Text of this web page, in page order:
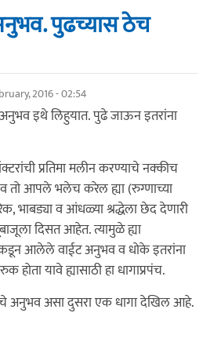
पुढच्यास ठेच
2016 - 02:54
अनुभव इथे लिहुयात. पुढे जाऊन इतरांना
प्रतिमा मलीन करण्याचे नक्कीच
व तो आपले भलेच करेल ह्या (रुग्णाच्या
भाबड्या व आंधळ्या श्रद्धेला छेद देणारी
दिसत आहेत. त्यामुळे ह्या
आलेले वाईट अनुभव व धोके इतरांना
यावे ह्यासाठी हा धागाप्रपंच.
चे अनुभव असा दुसरा एक धागा देखिल आहे.